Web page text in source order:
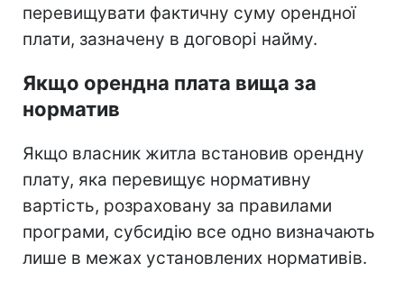
перевищувати фактичну суму орендної
плати, зазначену в договорі найму.
Якщо орендна плата вища за
норматив
Якщо власник житла встановив орендну
плату, яка перевищує нормативну
вартість, розраховану за правилами
програми, субсидію все одно визначають
лише в межах установлених нормативів.